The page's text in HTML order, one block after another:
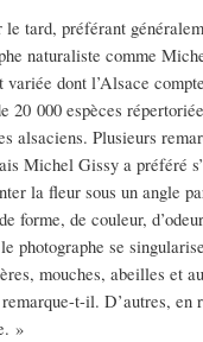
tard, préférant
naturaliste comme
dont l’Alsace
20 000 espèces
alsaciens. Plusieurs
Michel Gissy a préféré
la fleur sous un angle
forme, de couleur,
photographe se
mouches, abeilles et
t-il. D’autres, en
»